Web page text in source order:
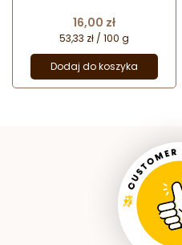
brzoskwiniowy
Cena
16,00 zł
53,33 zł / 100 g
Dodaj do koszyka